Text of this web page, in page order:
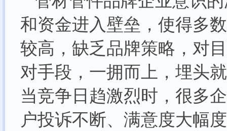
和资金进入壁垒，使得多
较高，缺乏品牌策略，对
对手段，一拥而上，埋头
当竞争日趋激烈时，很多
户投诉不断、满意度大幅